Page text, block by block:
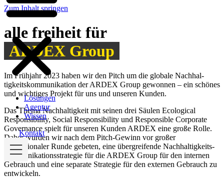
Zum Inhalt springen
Lösungen
Agentur
Wissen
Kontakt
alle freiheit für
ARDEX Group
Im Frühjahr 2023 haben wir den Pitch um die globale Nachhal­
tigkeits­kommu­nikation der ARDEX Group gewonnen – ein schönes
und wichtiges Projekt für uns und unseren Kunden.
Das Thema Nachhaltigkeit mit seinen drei Säulen Ecological
Responsibility, Social Responsibility und Responsible Corporate
Governance spielt für unseren Kunden ARDEX eine große Rolle.
Daher wurden wir nach dem Pitch-Gewinn vor großer
internationaler Runde gebeten, eine übergreifende Nachhal­tigkeits­­
kommu­nikations­strategie für die ARDEX Group für den internen
Gebrauch und eine separate Strategie für den externen Gebrauch zu
entwickeln.